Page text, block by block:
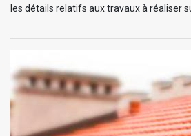
les détails relatifs aux travaux à réaliser